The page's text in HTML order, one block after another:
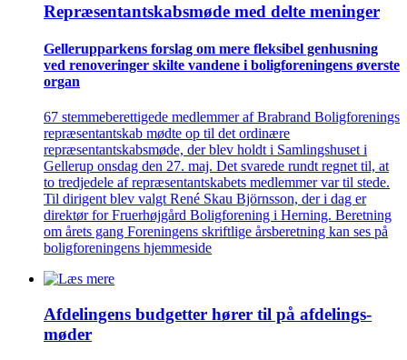
Repræsentant­skabs­møde med delte meninger
Gellerup­parkens forslag om mere fleksibel genhusning
ved renove­ringer skilte vandene i bolig­foreningens øverste
organ
67 stemmeberettigede medlemmer af Brabrand Boligforenings
repræsentantskab mødte op til det ordinære
repræsentantskabsmøde, der blev holdt i Samlingshuset i
Gellerup onsdag den 27. maj. Det svarede rundt regnet til, at
to tredjedele af repræsentantskabets medlemmer var til stede.
Til dirigent blev valgt René Skau Björnsson, der i dag er
direktør for Fruerhøjgård Boligforening i Herning. Beretning
om årets gang Foreningens skriftlige årsberetning kan ses på
boligforeningens hjemmeside
Afdelingens budgetter hører til på afdelings­
møder